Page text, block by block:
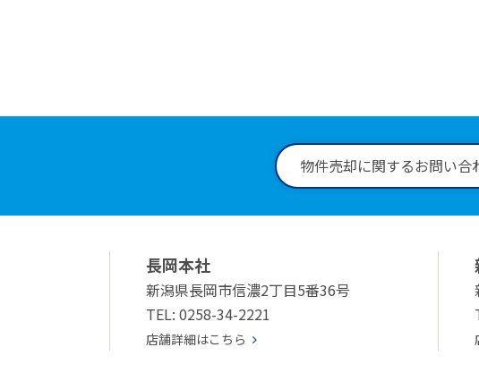
物件売却に関するお問い合
長岡本社
新潟県長岡市信濃2丁目5番36号
TEL: 0258-34-2221
店舗詳細はこちら